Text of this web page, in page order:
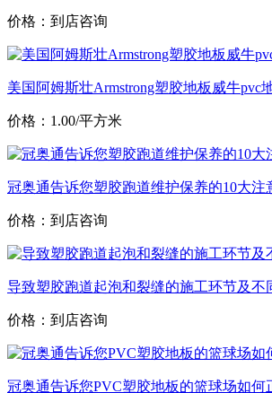
价格：到店咨询
美国阿姆斯壮Armstrong塑胶地板威牛pvc
价格：1.00/平方米
冠奥通告诉您塑胶跑道维护保养的10大注
价格：到店咨询
导致塑胶跑道起泡和裂缝的施工环节及不
价格：到店咨询
冠奥通告诉您PVC塑胶地板的篮球场如何